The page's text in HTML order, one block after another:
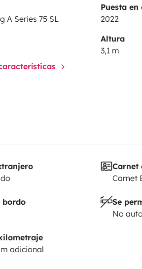
de la vida!
A Series 75 SL
Puesta
2022
Altura
3,1 m
Carnet
Carnet
bordo
Se
No
adicional